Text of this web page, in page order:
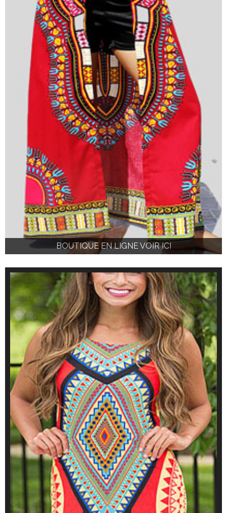
BOUTIQUE EN LIGNE VOIR ICI